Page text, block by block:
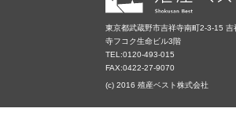
東京都武蔵野市吉祥寺南町2-3-15 吉
寺フコク生命ビル3階
TEL:0120-493-015
FAX:0422-27-9070
(c) 2016 殖産ベスト株式会社